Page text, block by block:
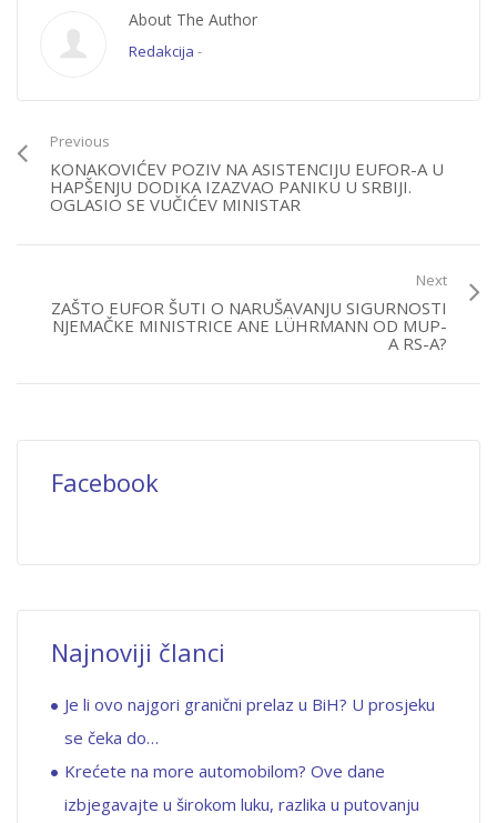
About The Author
Redakcija -
Previous
KONAKOVIĆEV POZIV NA ASISTENCIJU EUFOR-A U
HAPŠENJU DODIKA IZAZVAO PANIKU U SRBIJI.
OGLASIO SE VUČIĆEV MINISTAR
Next
ZAŠTO EUFOR ŠUTI O NARUŠAVANJU SIGURNOSTI
NJEMAČKE MINISTRICE ANE LÜHRMANN OD MUP-
A RS-A?
Facebook
Najnoviji članci
Je li ovo najgori granični prelaz u BiH? U prosjeku
se čeka do…
Krećete na more automobilom? Ove dane
izbjegavajte u širokom luku, razlika u putovanju